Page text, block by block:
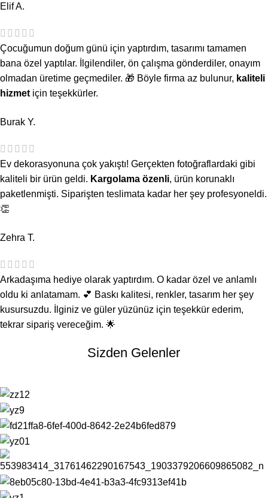
Elif A.
Çocuğumun doğum günü için yaptırdım, tasarımı tamamen
bana özel yaptılar. İlgilendiler, ön çalışma gönderdiler, onayım
olmadan üretime geçmediler. 🎁 Böyle firma az bulunur, kaliteli
hizmet için teşekkürler.
Burak Y.
Ev dekorasyonuna çok yakıştı! Gerçekten fotoğraflardaki gibi
kaliteli bir ürün geldi. Kargolama özenli, ürün korunaklı
paketlenmişti. Siparişten teslimata kadar her şey profesyoneldi.
👏
Zehra T.
Arkadaşıma hediye olarak yaptırdım. O kadar özel ve anlamlı
oldu ki anlatamam. 💕 Baskı kalitesi, renkler, tasarım her şey
kusursuzdu. İlginiz ve güler yüzünüz için teşekkür ederim,
tekrar sipariş vereceğim. 🌟
Sizden Gelenler